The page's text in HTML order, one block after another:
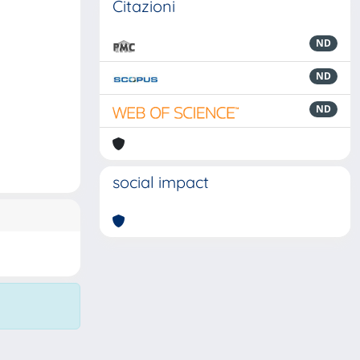
Citazioni
ND
ND
ND
social impact